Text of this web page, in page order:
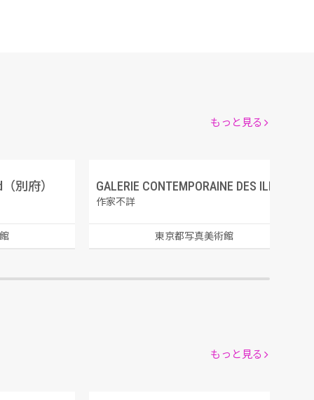
別府）
作家不詳
東京都写真美術館
もっと見る
もっと見る